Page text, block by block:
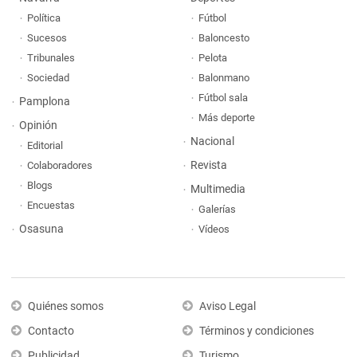
Política
Sucesos
Tribunales
Sociedad
Pamplona
Opinión
Editorial
Colaboradores
Blogs
Encuestas
Osasuna
Fútbol
Baloncesto
Pelota
Balonmano
Fútbol sala
Más deporte
Nacional
Revista
Multimedia
Galerías
Vídeos
Quiénes somos
Contacto
Aviso Legal
Términos y condiciones